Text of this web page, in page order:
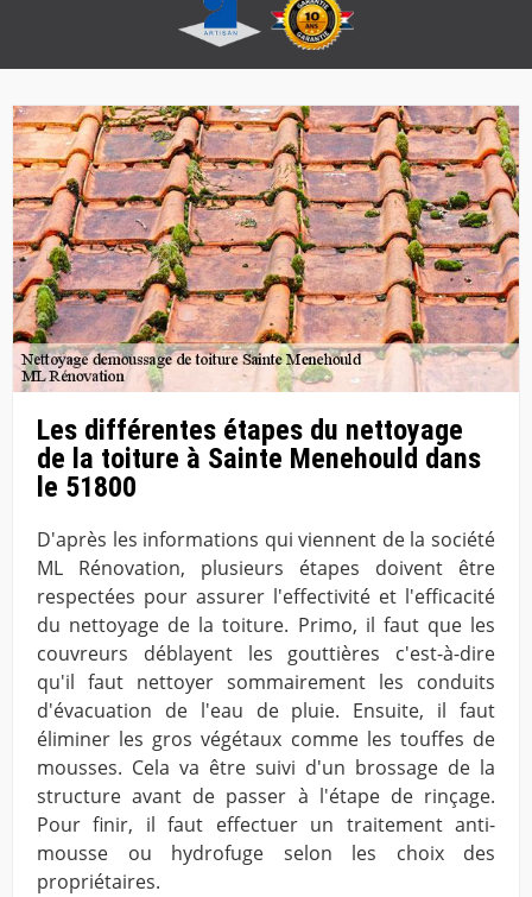
Les différentes étapes du nettoyage
de la toiture à Sainte Menehould dans
le 51800
D'après les informations qui viennent de la société
ML Rénovation, plusieurs étapes doivent être
respectées pour assurer l'effectivité et l'efficacité
du nettoyage de la toiture. Primo, il faut que les
couvreurs déblayent les gouttières c'est-à-dire
qu'il faut nettoyer sommairement les conduits
d'évacuation de l'eau de pluie. Ensuite, il faut
éliminer les gros végétaux comme les touffes de
mousses. Cela va être suivi d'un brossage de la
structure avant de passer à l'étape de rinçage.
Pour finir, il faut effectuer un traitement anti-
mousse ou hydrofuge selon les choix des
propriétaires.